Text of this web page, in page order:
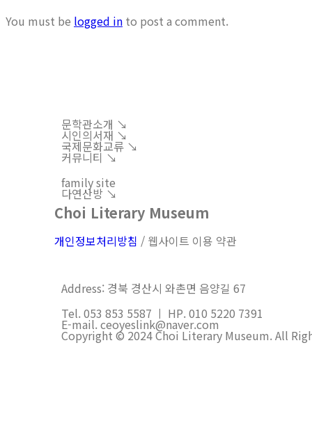
You must be logged in to post a comment.
문학관소개 ↘︎
시인의서재 ↘︎
국제문화교류 ↘︎
커뮤니티 ↘︎
family site
다연산방 ↘︎
Choi Literary Museum
개인정보처리방침 / 웹사이트 이용 약관
Address: 경북 경산시 와촌면 음양길 67
Tel. 053 853 5587 ㅣ HP. 010 5220 7391
E-mail. ceoyeslink@naver.com
Copyright © 2024 Choi Literary Museum. All